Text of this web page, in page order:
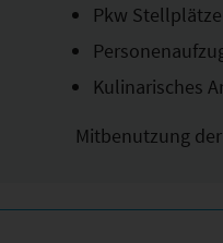
Pkw
Kulinarisches
Mitbenutzung